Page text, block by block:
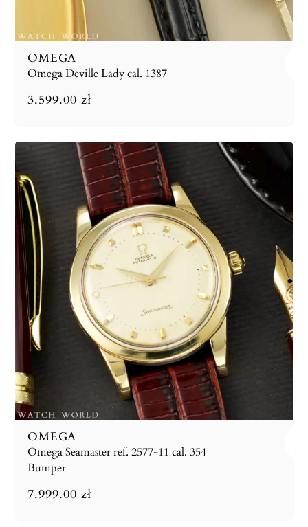
OMEGA
Omega Deville Lady cal. 1387
3.599.00 zł
OMEGA
Omega Seamaster ref. 2577-11 cal. 354
Bumper
7.999.00 zł